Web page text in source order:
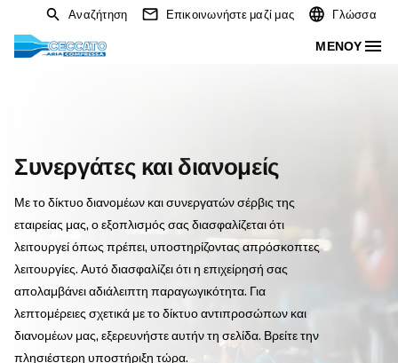
Αναζήτηση Επικοινωνήστε μαζί μας
Συνεργάτες και διανομείς
Με το δίκτυο διανομέων και συνεργατών σέρβις της
εταιρείας μας, ο εξοπλισμός σας διασφαλίζεται ότι
λειτουργεί όπως πρέπει, υποστηρίζοντας
λειτουργίες. Αυτό διασφαλίζει ότι η επιχείρησή σας